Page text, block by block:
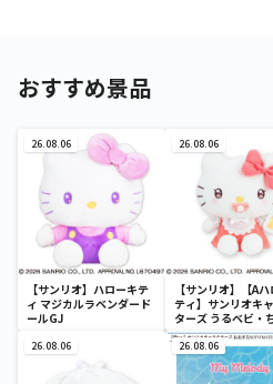
おすすめ景品
26.08.06
【サンリオ】ハローキテ
ィ マジカルラベンダード
ールGJ
26.08.06
【サンリオ】【A
ティ】サンリオキ
ターズ うるベビ・
デカドール
26.08.06 26.08.06